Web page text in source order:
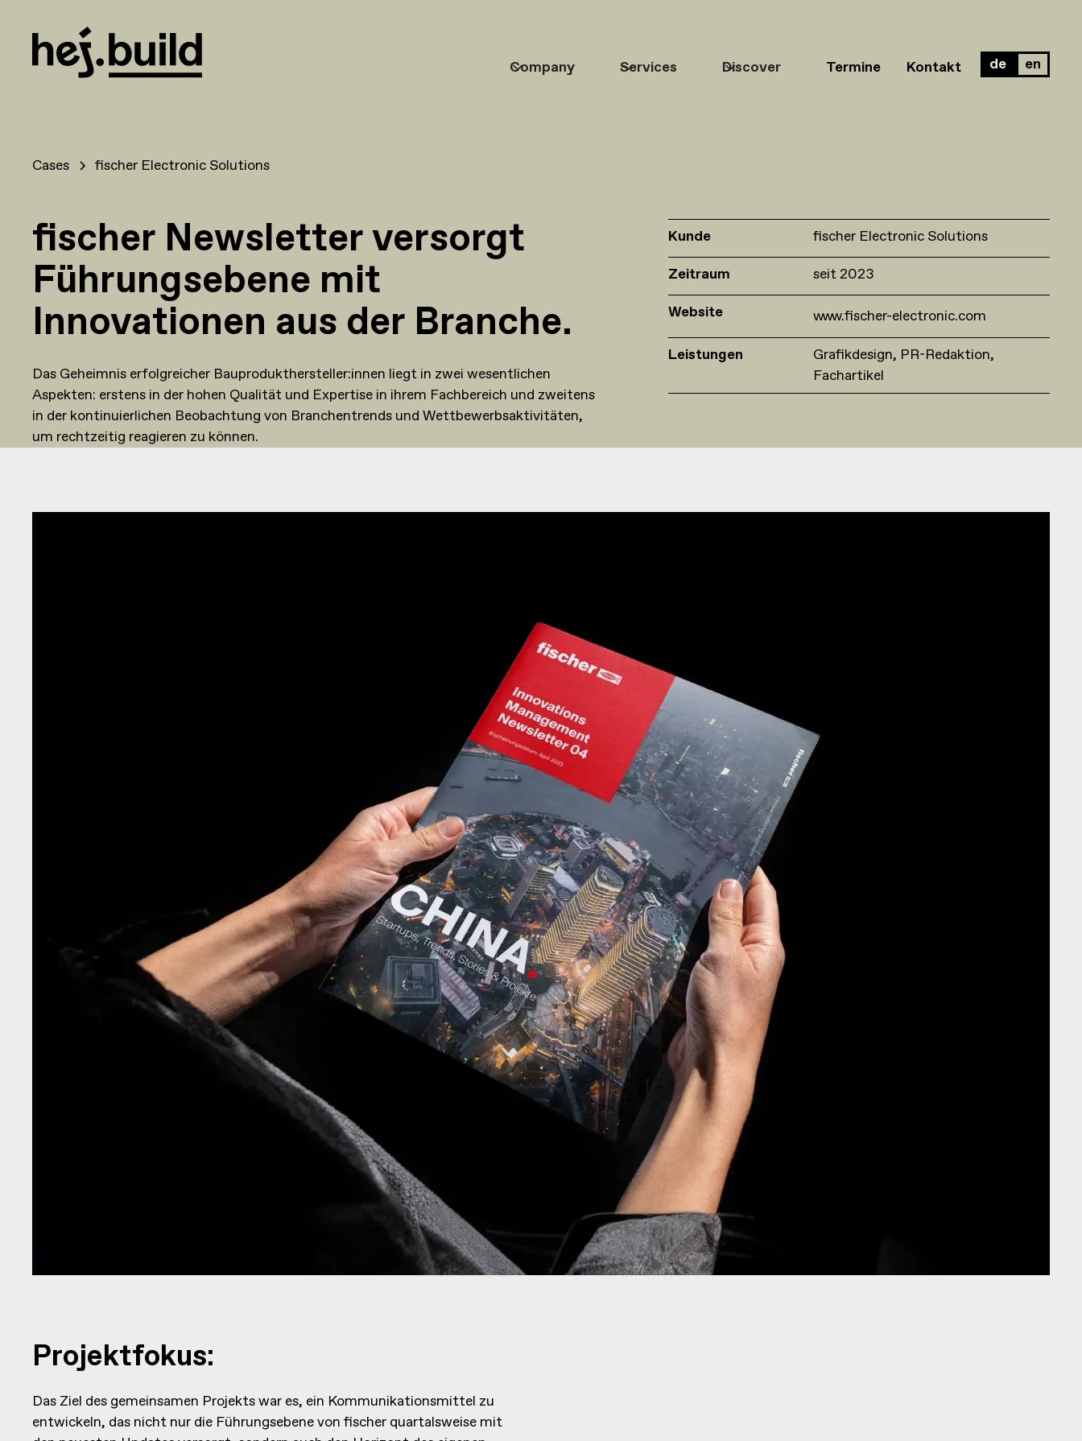
Company Services Discover Termine Kontakt de en
Cases fischer Electronic Solutions
fischer Newsletter versorgt
Führungsebene mit
Innovationen aus der Branche.
Das Geheimnis erfolgreicher Bauprodukthersteller:innen liegt in zwei wesentlichen
Aspekten: erstens in der hohen Qualität und Expertise in ihrem Fachbereich und zweitens
in der kontinuierlichen Beobachtung von Branchentrends und Wettbewerbsaktivitäten,
um rechtzeitig reagieren zu können.
Kunde
fischer Electronic Solutions
Zeitraum
seit 2023
Website
www.fischer-electronic.com
Leistungen
Grafikdesign PR-Redaktion
Fachartikel
Projektfokus:
Das Ziel des gemeinsamen Projekts war es, ein Kommunikationsmittel zu
entwickeln, das nicht nur die Führungsebene von fischer quartalsweise mit